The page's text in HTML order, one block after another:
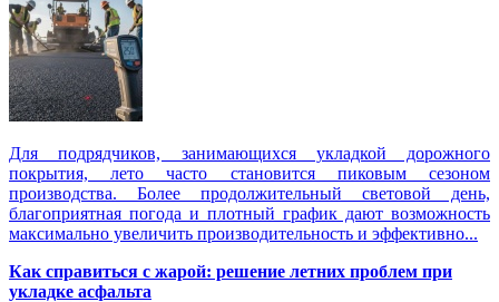
Для подрядчиков, занимающихся укладкой дорожного
покрытия, лето часто становится пиковым сезоном
производства. Более продолжительный световой день,
благоприятная погода и плотный график дают возможность
максимально увеличить производительность и эффективно...
Как справиться с жарой: решение летних проблем при
укладке асфальта